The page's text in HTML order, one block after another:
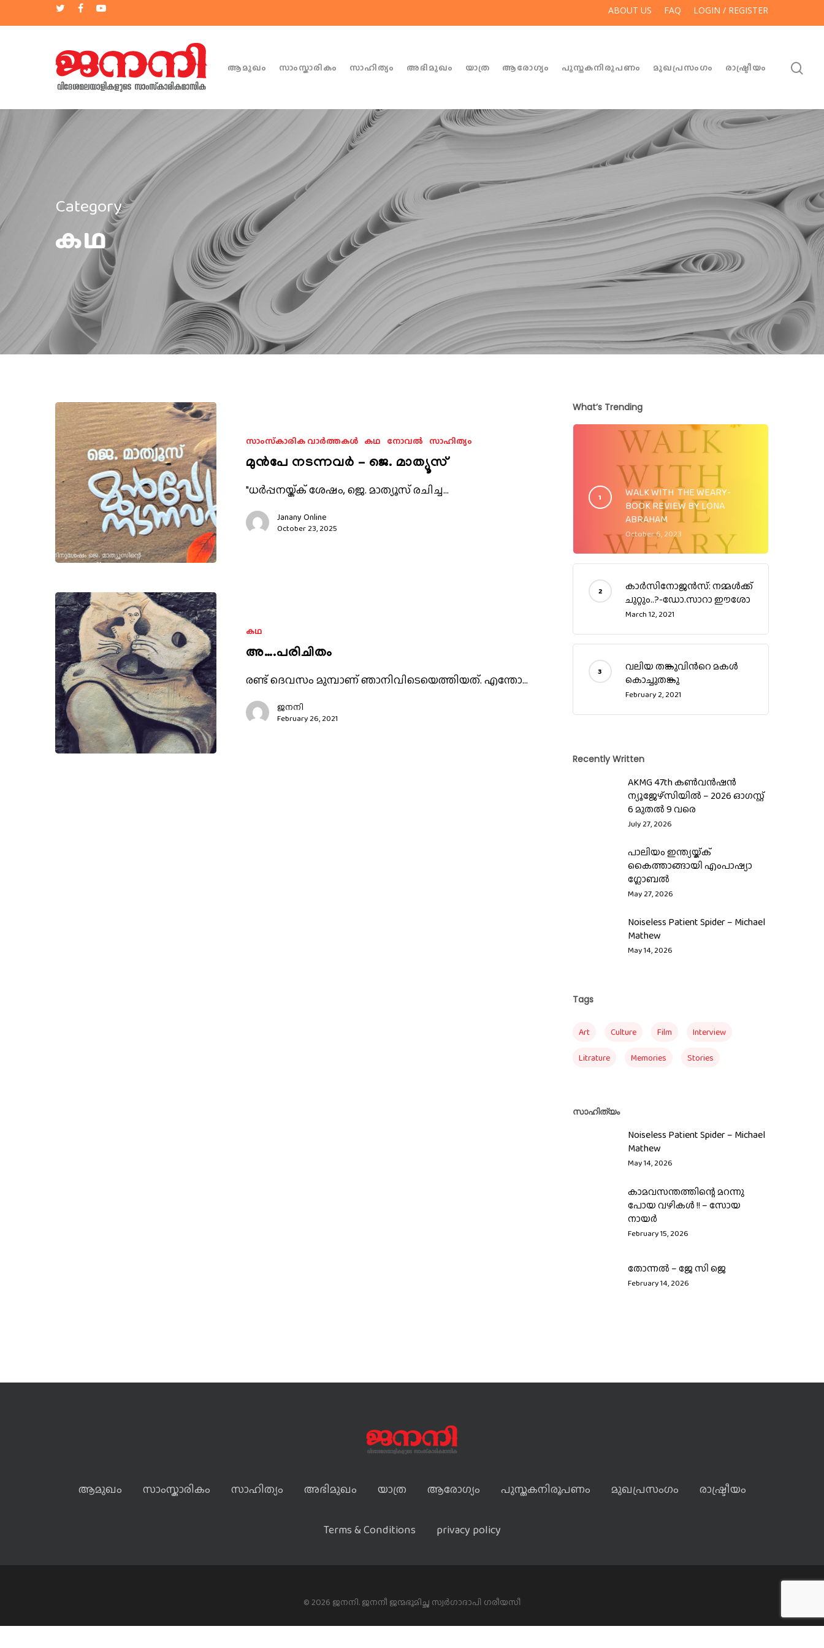
ABOUT US FAQ LOGIN / REGISTER
Hit enter to search or ESC to close
ആമുഖം സാംസ്കാരികം സാഹിത്യം അഭിമുഖം യാത്ര ആരോഗ്യം പുസ്തകനിരൂപണം മുഖപ്രസംഗം രാഷ്ട്രീയം
Category
കഥ
സാംസ്‌കാരിക വാർത്തകൾ കഥ നോവല്‍ സാഹിത്യം
മുൻപേ നടന്നവർ – ജെ. മാത്യൂസ്
"ധർപ്പനയ്ക്ക് ശേഷം, ജെ. മാത്യൂസ് രചിച്ച…
Janany Online
October 23, 2025
കഥ
അ….പരിചിതം
രണ്ട് ദെവസം മുമ്പാണ് ഞാനിവിടെയെത്തിയത്. എന്തോ…
ജനനി
February 26, 2021
What’s Trending
WALK WITH THE WEARY-
BOOK REVIEW BY LONA
ABRAHAM
October 6, 2023
കാര്‍സിനോജന്‍സ്: നമ്മള്‍ക്ക്
ചുറ്റും..?-ഡോ.സാറാ ഈശോ
March 12, 2021
വലിയ തങ്കുവിന്‍റെ മകള്‍
കൊച്ചുതങ്കു
February 2, 2021
Recently Written
AKMG 47th കൺവൻഷൻ
ന്യൂജേഴ്‌സിയിൽ – 2026 ഓഗസ്റ്റ്
6 മുതൽ 9 വരെ
July 27, 2026
പാലിയം ഇന്ത്യയ്ക്ക്
കൈത്താങ്ങായി എംപാഷ്യാ
ഗ്ലോബൽ
May 27, 2026
Noiseless Patient Spider – Michael
Mathew
May 14, 2026
Tags
Art Culture Film Interview
Litrature Memories Stories
സാഹിത്യം
Noiseless Patient Spider – Michael
Mathew
May 14, 2026
കാമവസന്തത്തിന്റെ മറന്നു
പോയ വഴികൾ !! – സോയ
നായർ
February 15, 2026
തോന്നൽ – ജേ സി ജെ
February 14, 2026
ആമുഖം സാംസ്കാരികം സാഹിത്യം അഭിമുഖം യാത്ര ആരോഗ്യം പുസ്തകനിരൂപണം മുഖപ്രസംഗം രാഷ്ട്രീയം
Terms & Conditions privacy policy
© 2026 ജനനി. ജനനീ ജന്മഭൂമിച്ഛ സ്വർഗാദാപി ഗരീയസീ